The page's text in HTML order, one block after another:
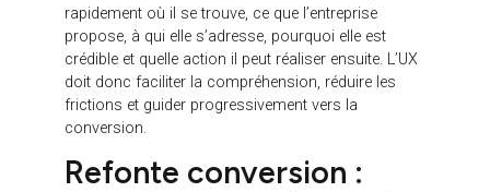
contre le SEO. Dans une refonte réussie, les deux
approches doivent travailler ensemble.
Un site peut être très esthétique mais difficile à
comprendre. Il peut proposer une navigation
originale mais peu claire. Il peut réduire fortement
perdre en profondeur sémantique. Il peut multiplier